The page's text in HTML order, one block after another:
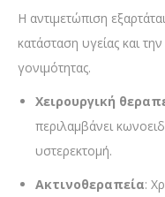
Η αντιμετώπιση
κατάσταση υγείας και
γονιμότητας.
Χειρουργική
περιλαμβάνει
υστερεκτομή.
Ακτινοθεραπεία: